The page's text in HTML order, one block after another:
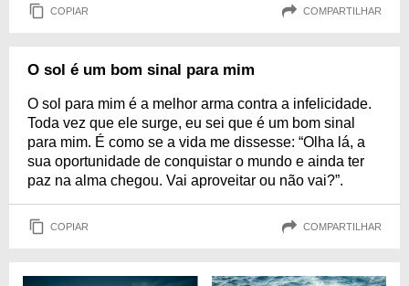
COPIAR COMPARTILHAR
O sol é um bom sinal para mim
O sol para mim é a melhor arma contra a infelicidade.
Toda vez que ele surge, eu sei que é um bom sinal
para mim. É como se a vida me dissesse: “Olha lá, a
sua oportunidade de conquistar o mundo e ainda ter
paz na alma chegou. Vai aproveitar ou não vai?”.
COPIAR COMPARTILHAR